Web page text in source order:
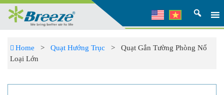
Home > Quạt Hướng Trục > Quạt Gắn Tường Phòng Nổ
Loại Lớn